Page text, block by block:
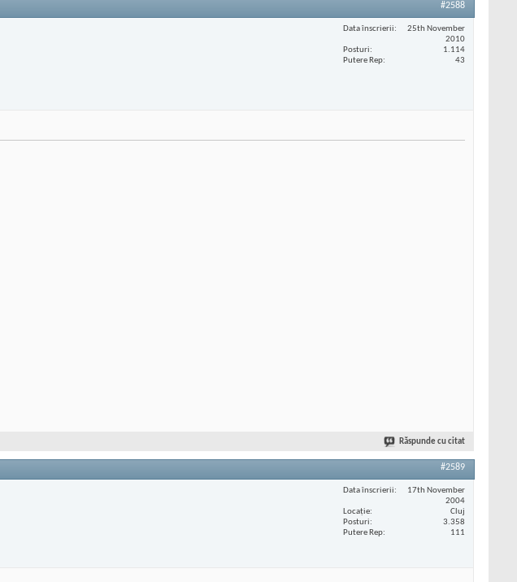
#2588
Data înscrierii
25th November
2010
Posturi
1.114
Putere Rep
43
Răspunde cu citat
#2589
Data înscrierii
17th November
2004
Locaţie
Cluj
Posturi
3.358
Putere Rep
111